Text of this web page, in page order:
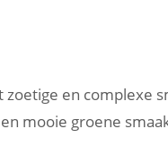
zoetige en complexe
mooie groene